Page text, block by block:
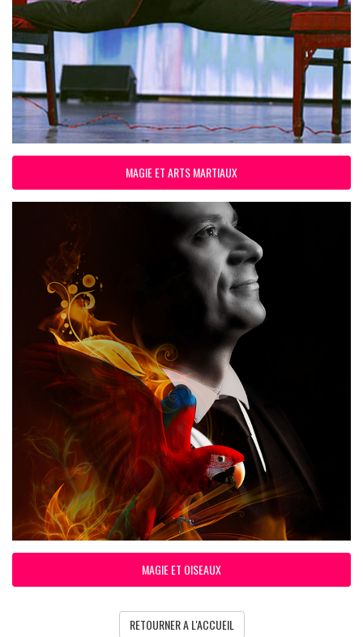
MAGIE ET ARTS MARTIAUX
MAGIE ET OISEAUX
RETOURNER A L'ACCUEIL